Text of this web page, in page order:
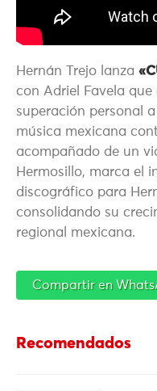
Hernán Trejo lanza
con Adriel Favela que
superación personal
música mexicana
acompañado de un
Hermosillo, marca el
discográfico para
consolidando su
regional mexicana.
Compartir en
Recomendados